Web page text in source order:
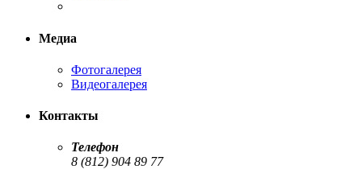
Медиа
Фотогалерея
Видеогалерея
Контакты
Телефон
8 (812) 904 89 77